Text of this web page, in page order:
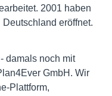
2001 haben
eröffnet.
damals noch mit
GmbH. Wir
Plattform,